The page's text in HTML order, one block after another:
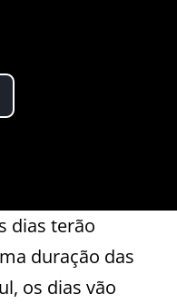
dias terão
duração das
os dias vão